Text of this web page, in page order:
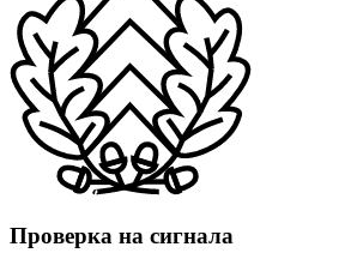
Проверка на сигнала